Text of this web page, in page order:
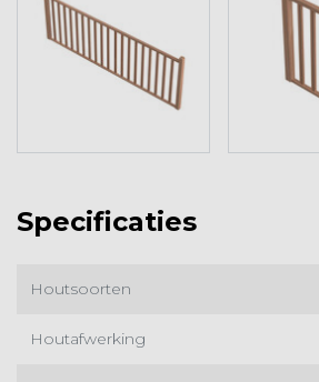
Specificaties
Houtsoorten
Houtafwerking